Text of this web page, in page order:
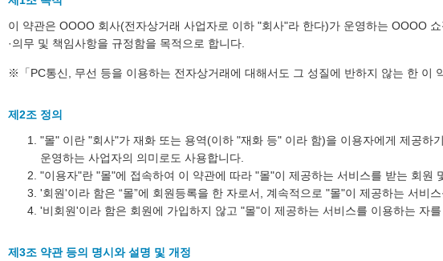
이 약관은 OOOO 회사(전자상거래 사업자로 이하 "회사"라 한다)가 운영하는 OOOO
·의무 및 책임사항을 규정함을 목적으로 합니다.
※「PC통신, 무선 등을 이용하는 전자상거래에 대해서도 그 성질에 반하지 않는 한 이
제2조 정의
"몰" 이란 "회사"가 재화 또는 용역(이하 "재화 등" 이라 함)을 이용자에게 제공
운영하는 사업자의 의미로도 사용합니다.
"이용자"란 "몰"에 접속하여 이 약관에 따라 "몰"이 제공하는 서비스를 받는 회원
'회원'이라 함은 “몰”에 회원등록을 한 자로서, 계속적으로 "몰"이 제공하는 서비
'비회원'이라 함은 회원에 가입하지 않고 "몰"이 제공하는 서비스를 이용하는 자를
제3조 약관 등의 명시와 설명 및 개정